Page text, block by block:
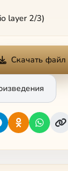
layer 2/3)
Скачать файл